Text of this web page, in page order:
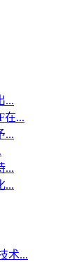
...
在...
...
...
...
术...